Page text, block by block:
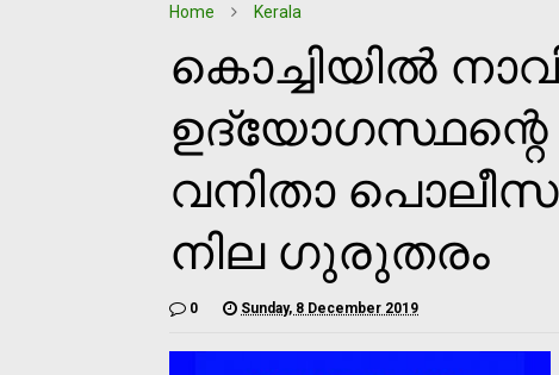
Home Kerala
കൊച്ചിയില്‍
ഉദ്യോഗസ്ഥന്റെ
വനിതാ
നില ഗുരുതരം
0 Sunday, 8 December 2019